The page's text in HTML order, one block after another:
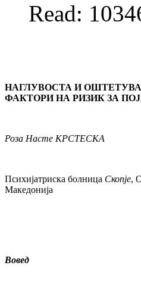
Read:
НАГЛУВОСТА И
ФАКТОРИ НА РИЗИК ЗА
Роза Насте КРСТЕСКА
Психијатриска болница Скопје,
Македонија
Вовед